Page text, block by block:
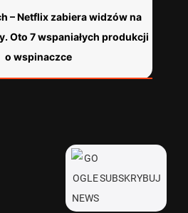
– Netflix zabiera widzów na
Oto 7 wspaniałych produkcji
o wspinaczce
SUBSKRYBUJ